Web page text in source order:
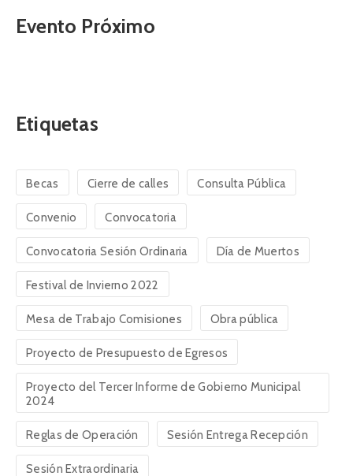
Evento Próximo
Etiquetas
Becas Cierre de calles Consulta Pública
Convenio Convocatoria
Convocatoria Sesión Ordinaria Día de Muertos
Festival de Invierno 2022
Mesa de Trabajo Comisiones Obra pública
Proyecto de Presupuesto de Egresos
Proyecto del Tercer Informe de Gobierno Municipal
2024
Reglas de Operación Sesión Entrega Recepción
Sesión Extraordinaria